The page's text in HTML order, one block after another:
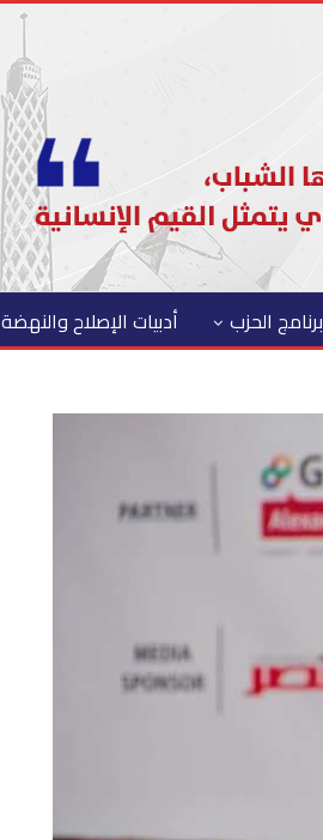
برنامج الحزب أدبيات الإصلاح والنهضة